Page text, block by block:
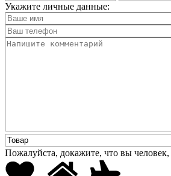
Укажите личные данные:
Пожалуйста, докажите, что вы